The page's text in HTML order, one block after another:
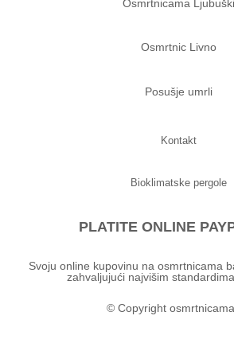
Osmrtnicama Ljubuški
Osmrtnic Livno
Posušje umrli
Kontakt
Bioklimatske pergole
PLATITE ONLINE
Svoju online kupovinu na osmrtnicama
zahvaljujući najvišim
© Copyright